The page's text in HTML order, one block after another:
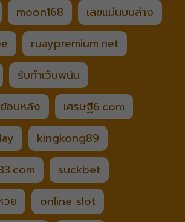
moon168
เลขแม่นบนล่าง
ruaypremium.net
รับทำเว็บพนัน
อนหลัง
เศรษฐี6.com
kingkong89
suckbet
วย
online slot